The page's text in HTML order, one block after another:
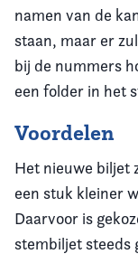
namen van de
staan, maar er
bij de nummers
een folder in het
Voordelen
Het nieuwe biljet
een stuk kleiner
Daarvoor is
stembiljet steeds